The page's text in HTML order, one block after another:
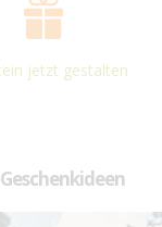
jetzt gestalten